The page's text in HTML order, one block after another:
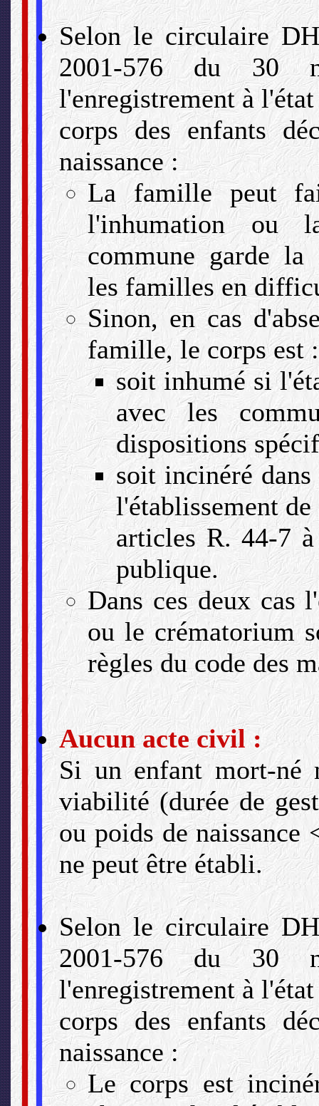
Selon le circulaire
2001-576 du 30
l'enregistrement à
corps des enfants
naissance :
La famille peut
l'inhumation ou
commune garde la
les familles en
Sinon, en cas
famille, le corps est :
soit inhumé si
avec les
dispositions
soit incinéré
l'établissement
articles R. 44-7
publique.
Dans ces deux cas
ou le crématorium
règles du code des
Aucun acte civil :
Si un enfant mort-né
viabilité (durée de
ou poids de naissance
ne peut être établi.
Selon le circulaire
2001-576 du 30
l'enregistrement à
corps des enfants
naissance :
Le corps est